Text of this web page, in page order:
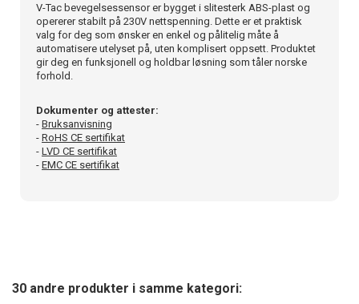
V-Tac bevegelsessensor er bygget i slitesterk ABS-plast og
opererer stabilt på 230V nettspenning. Dette er et praktisk
valg for deg som ønsker en enkel og pålitelig måte å
automatisere utelyset på, uten komplisert oppsett. Produktet
gir deg en funksjonell og holdbar løsning som tåler norske
forhold.
Dokumenter og attester:
- Bruksanvisning
- RoHS CE sertifikat
- LVD CE sertifikat
- EMC CE sertifikat
30 andre produkter i samme kategori: